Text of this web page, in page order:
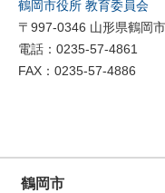
鶴岡市役所 教育委員会
〒997-0346 山形県鶴岡
電話：0235-57-4861
FAX：0235-57-4886
鶴岡市